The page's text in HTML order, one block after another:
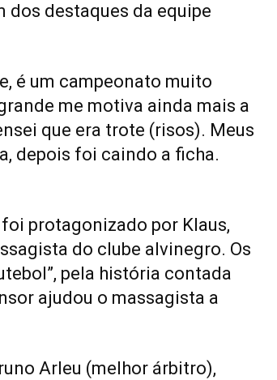
dos destaques da equipe
é um campeonato muito
me motiva ainda mais a
que era trote (risos). Meus
depois foi caindo a ficha.
protagonizado por Klaus,
do clube alvinegro. Os
pela história contada
ajudou o massagista a
Arleu (melhor árbitro),